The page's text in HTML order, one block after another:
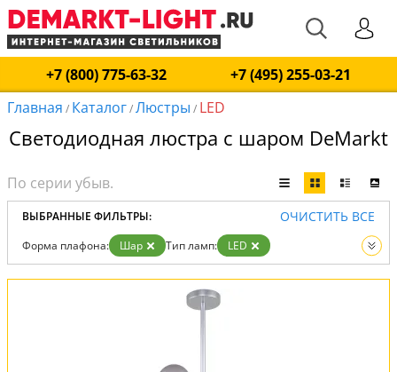
+7 (800) 775-63-32
+7 (495) 255-03-21
Главная / Каталог/Люстры / LED
Светодиодная люстра с шаром DeMarkt
ВЫБРАННЫЕ ФИЛЬТРЫ: ОЧИСТИТЬ ВСЕ
Форма плафона: Шар Тип ламп:
LED
Вид:
Люстры